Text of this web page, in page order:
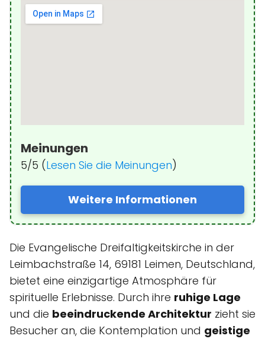
Meinungen
5/5 (Lesen Sie die Meinungen)
Weitere Informationen
Die Evangelische Dreifaltigkeitskirche in der
Leimbachstraße 14, 69181 Leimen, Deutschland,
bietet eine einzigartige Atmosphäre für
spirituelle Erlebnisse. Durch ihre ruhige Lage
und die beeindruckende Architektur zieht sie
Besucher an, die Kontemplation und geistige